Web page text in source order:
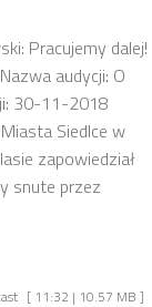
Pracujemy dalej!
audycji: O
30-11-2018
Siedlce w
zapowiedział
snute przez
[ 11:32 | 10.57 MB ]